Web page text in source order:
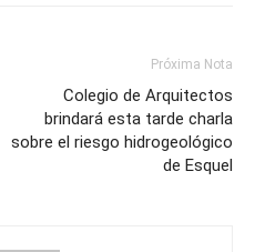
Próxima Nota
Colegio de Arquitectos
brindará esta tarde charla
sobre el riesgo hidrogeológico
de Esquel